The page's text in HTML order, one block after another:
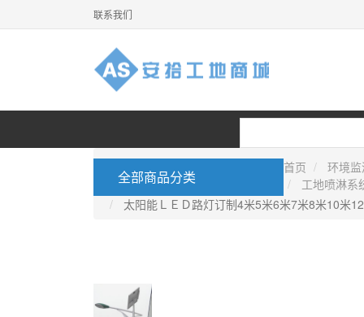
联系我们
全部商品分类
首页
环境
工地喷淋系
太阳能ＬＥＤ路灯订制4米5米6米7米8米10米